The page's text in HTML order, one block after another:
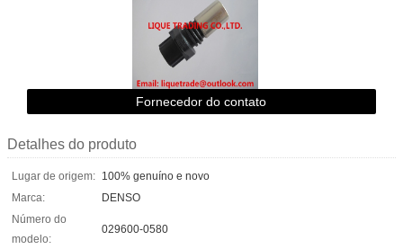
Fornecedor do contato
Detalhes do produto
Lugar de origem: 100% genuíno e novo
Marca:
DENSO
Número do
modelo:
029600-0580